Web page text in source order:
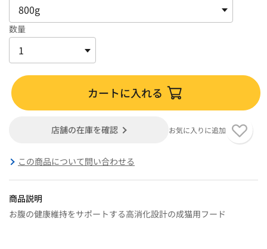
数量
カートに入れる
店舗の在庫を確認 お気に入りに追加
この商品について問い合わせる
商品説明
お腹の健康維持をサポートする高消化設計の成猫用フード